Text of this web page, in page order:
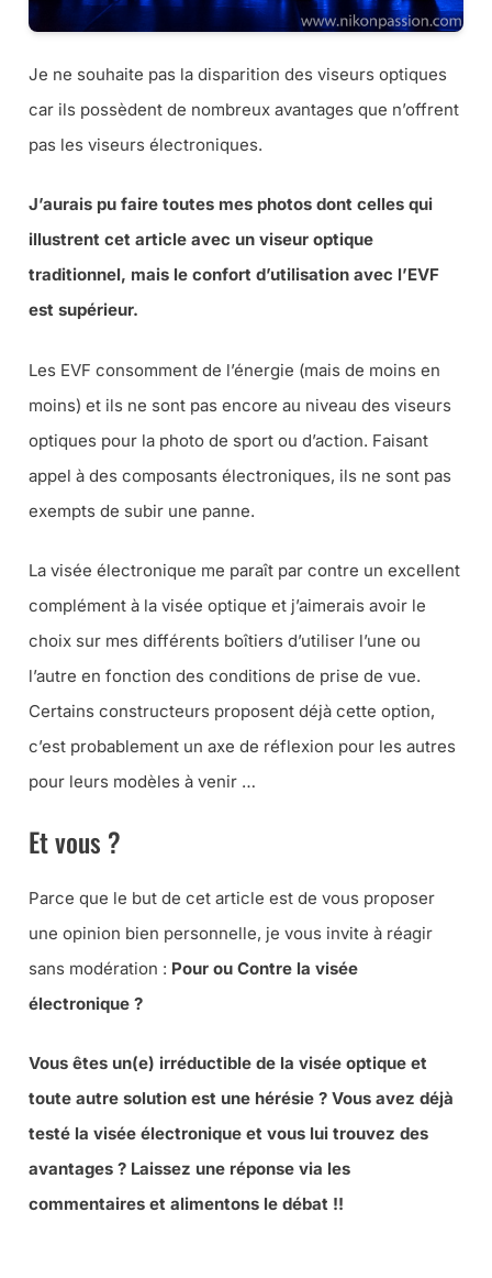
Je ne souhaite pas la disparition des viseurs optiques
car ils possèdent de nombreux avantages que n’offrent
pas les viseurs électroniques.
J’aurais pu faire toutes mes photos dont celles qui
illustrent cet article avec un viseur optique
traditionnel, mais le confort d’utilisation avec l’EVF
est supérieur.
Les EVF consomment de l’énergie (mais de moins en
moins) et ils ne sont pas encore au niveau des viseurs
optiques pour la photo de sport ou d’action. Faisant
appel à des composants électroniques, ils ne sont pas
exempts de subir une panne.
La visée électronique me paraît par contre un excellent
complément à la visée optique et j’aimerais avoir le
choix sur mes différents boîtiers d’utiliser l’une ou
l’autre en fonction des conditions de prise de vue.
Certains constructeurs proposent déjà cette option,
c’est probablement un axe de réflexion pour les autres
pour leurs modèles à venir …
Et vous ?
Parce que le but de cet article est de vous proposer
une opinion bien personnelle, je vous invite à réagir
sans modération : Pour ou Contre la visée
électronique ?
Vous êtes un(e) irréductible de la visée optique et
toute autre solution est une hérésie ? Vous avez déjà
testé la visée électronique et vous lui trouvez des
avantages ? Laissez une réponse via les
commentaires et alimentons le débat !!